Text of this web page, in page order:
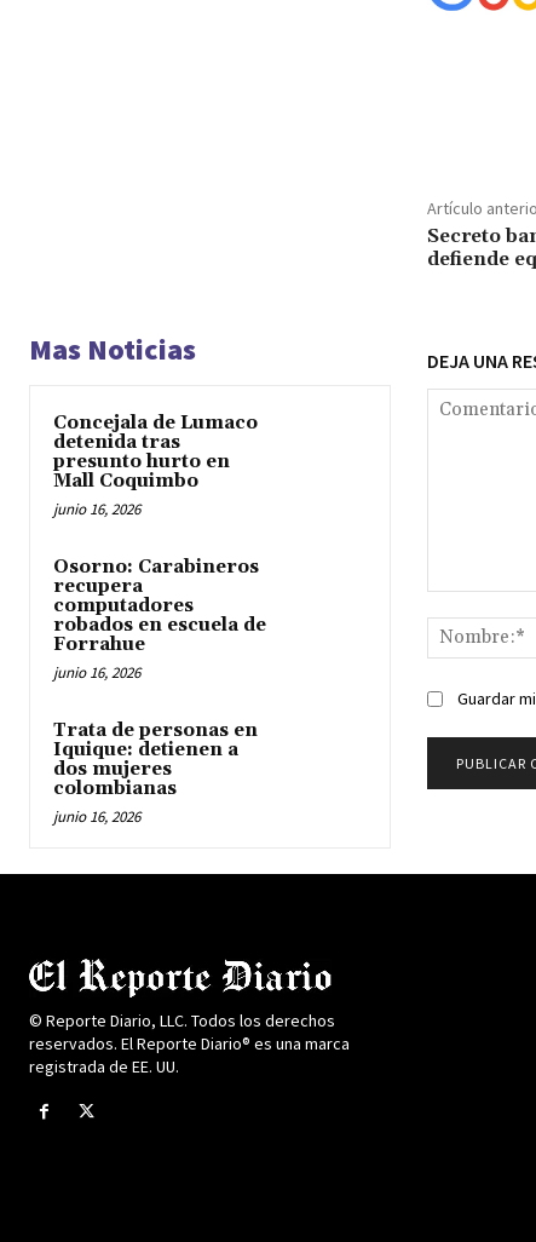
Artículo
Secreto
defiende
Mas Noticias
Concejala de Lumaco
detenida tras
presunto hurto en
Mall Coquimbo
junio 16, 2026
Osorno: Carabineros
recupera
computadores
robados en escuela de
Forrahue
junio 16, 2026
Trata de personas en
Iquique: detienen a
dos mujeres
colombianas
junio 16, 2026
DEJA UNA
Guardar
© Reporte Diario, LLC. Todos los derechos
reservados. El Reporte Diario® es una marca
registrada de EE. UU.